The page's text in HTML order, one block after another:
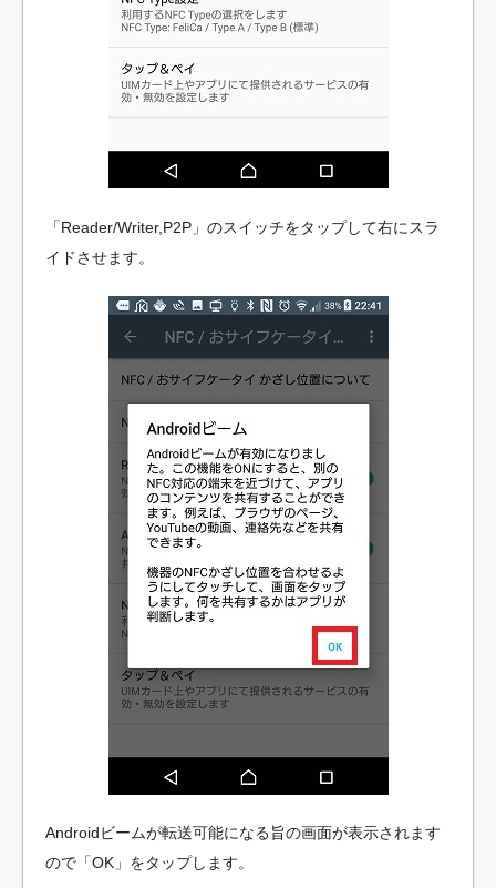
「Reader/Writer,P2P」のスイッチをタップして右にスラ
イドさせます。
Androidビームが転送可能になる旨の画面が表示されます
ので「OK」をタップします。